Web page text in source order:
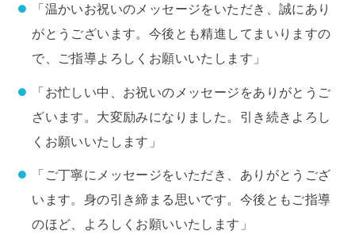
「温かいお祝いのメッセージをいただき、誠にあり
がとうございます。今後とも精進してまいりますの
で、ご指導よろしくお願いいたします」
「お忙しい中、お祝いのメッセージをありがとうご
ざいます。大変励みになりました。引き続きよろし
くお願いいたします」
「ご丁寧にメッセージをいただき、ありがとうござ
います。身の引き締まる思いです。今後ともご指導
のほど、よろしくお願いいたします」